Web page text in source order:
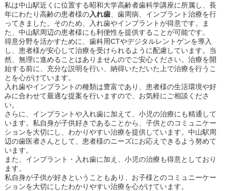
私は中山駅近くに位置する昭和大学高齢者歯科学講座に所属し、長
年にわたり高齢の患者様の入れ歯、歯周病、インプラント治療を行
ってきました。そのため、入れ歯やインプラントが得意です。ま
た、中山駅周辺の患者様にも利便性を提供することが可能です。
得意分野を活かすために、歯科用CTやデジタルレントゲンを導入
し、患者様が安心して治療を受けられるように配慮しています。当
然、無理に進めることはありませんのでご安心ください。治療を開
始する前に、充分な説明を行い、納得いただいた上で治療を行うこ
とを心がけています。
入れ歯やインプラントの種類は豊富であり、患者様の生活環境や好
みに合わせて最適な提案を行いますので、お気軽にご相談くださ
い。
さらに、インプラントや入れ歯に加えて、小児の治療にも精通して
います。私自身が子供好きであることから、子供とのコミュニケー
ションを大切にし、わかりやすい治療を提供しています。中山駅周
辺の歯医者さんとして、患者様のニーズにお応えできるよう努めて
います。
また、インプラント・入れ歯に加え、小児の治療も得意としており
ます。
私自身が子供が好きということもあり、お子様とのコミュニーケー
ションを大切にしたわかりやすい治療を心がけています。